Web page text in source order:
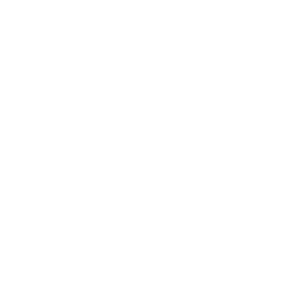
kontrolujemy jakość gleby, by nie dopuścić do
też działa!
przeoczyłem aerację i szybko zauważyłem, że
z kawy jako naturalnego nawozu. Pomagają one nie
kluczem do sukcesu jest ciągłe uczenie się i
aplikacji Plantis oraz naszym doświadczeniom,
ogrodu i jego potrzeb.
nie warto poświęcić tej walki, by osiągnąć wymarzony